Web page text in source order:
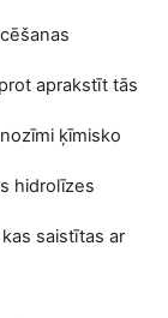
aprakstīt tās
ķīmisko
hidrolīzes
saistītas ar